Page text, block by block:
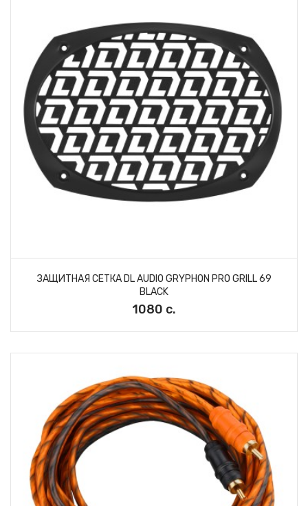
ЗАЩИТНАЯ СЕТКА DL AUDIO GRYPHON PRO GRILL 69
BLACK
1080 с.